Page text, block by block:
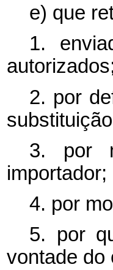
e) que
1.
2. por
3. por
importador;
4. por
5. por
vontade do